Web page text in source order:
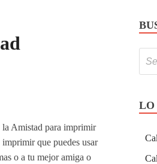
Amistad para imprimir
que puedes usar
o a tu mejor amiga o
LO